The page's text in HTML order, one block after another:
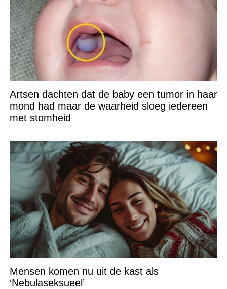
Artsen dachten dat de baby een tumor in haar
mond had maar de waarheid sloeg iedereen
met stomheid
Mensen komen nu uit de kast als
‘Nebulaseksueel’